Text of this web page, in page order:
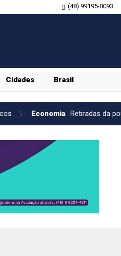
(48) 99195-0093
Cidades Brasil
Retiradas da poupança superam